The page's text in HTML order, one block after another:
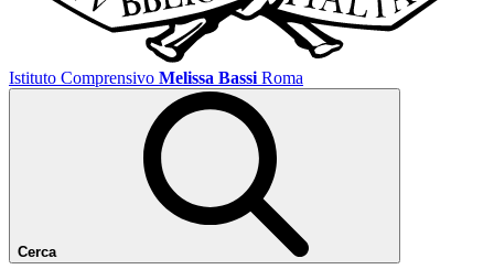
Istituto Comprensivo Melissa Bassi Roma
Cerca